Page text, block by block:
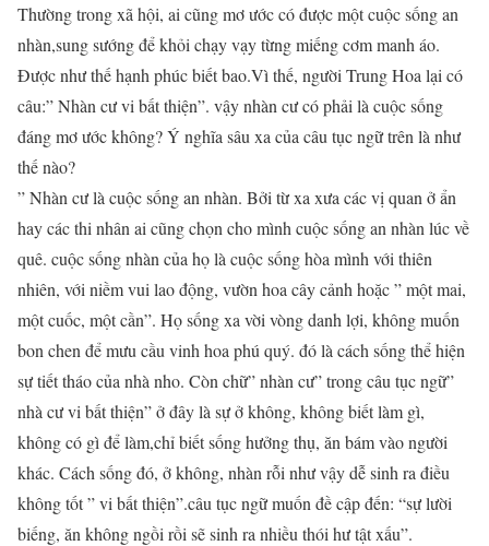
Thường trong xã hội, ai cũng mơ ước có được một cuộc sống an
nhàn,sung sướng để khỏi chạy vạy từng miếng cơm manh áo.
Được như thế hạnh phúc biết bao.Vì thế, người Trung Hoa lại có
câu:” Nhàn cư vi bất thiện”. vậy nhàn cư có phải là cuộc sống
đáng mơ ước không? Ý nghĩa sâu xa của câu tục ngữ trên là như
thế nào?
” Nhàn cư là cuộc sống an nhàn. Bởi từ xa xưa các vị quan ở ẩn
hay các thi nhân ai cũng chọn cho mình cuộc sống an nhàn lúc về
quê. cuộc sống nhàn của họ là cuộc sống hòa mình với thiên
nhiên, với niềm vui lao động, vườn hoa cây cảnh hoặc ” một mai,
một cuốc, một cần”. Họ sống xa vời vòng danh lợi, không muốn
bon chen để mưu cầu vinh hoa phú quý. đó là cách sống thể hiện
sự tiết tháo của nhà nho. Còn chữ” nhàn cư” trong câu tục ngữ”
nhà cư vi bất thiện” ở đây là sự ở không, không biết làm gì,
không có gì để làm,chỉ biết sống hưởng thụ, ăn bám vào người
khác. Cách sống đó, ở không, nhàn rỗi như vậy dễ sinh ra điều
không tốt ” vi bất thiện”.câu tục ngữ muốn đề cập đến: “sự lười
biếng, ăn không ngồi rồi sẽ sinh ra nhiều thói hư tật xấu”.